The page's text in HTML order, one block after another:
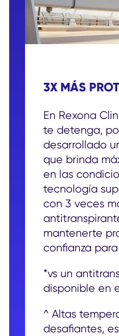
3X MÁS
En Rexona
te detenga,
desarrollado
que brinda
en las
tecnología
con 3 veces
mantenerte
confianza
*vs un
disponible en
^ Altas
desafiantes,